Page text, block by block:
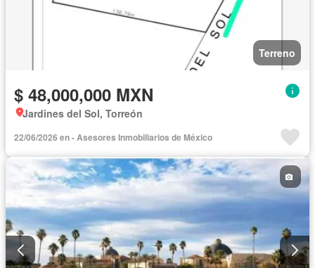
Terreno
$ 48,000,000 MXN
Jardines del Sol, Torreón
22/06/2026 en - Asesores Inmobiliarios de México